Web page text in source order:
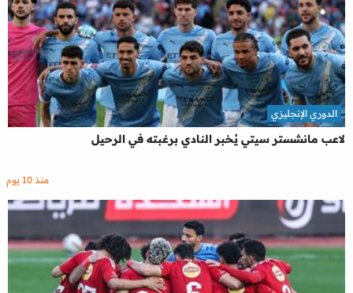
لاعب مانشستر سيتي يُخبر النادي برغبته في الرحيل
الدوري الإنجليزي
منذ 10 يوم